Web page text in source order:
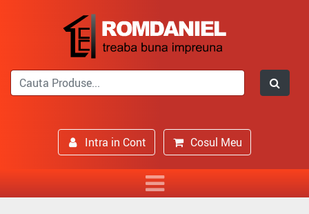
Intra in Cont Cosul Meu